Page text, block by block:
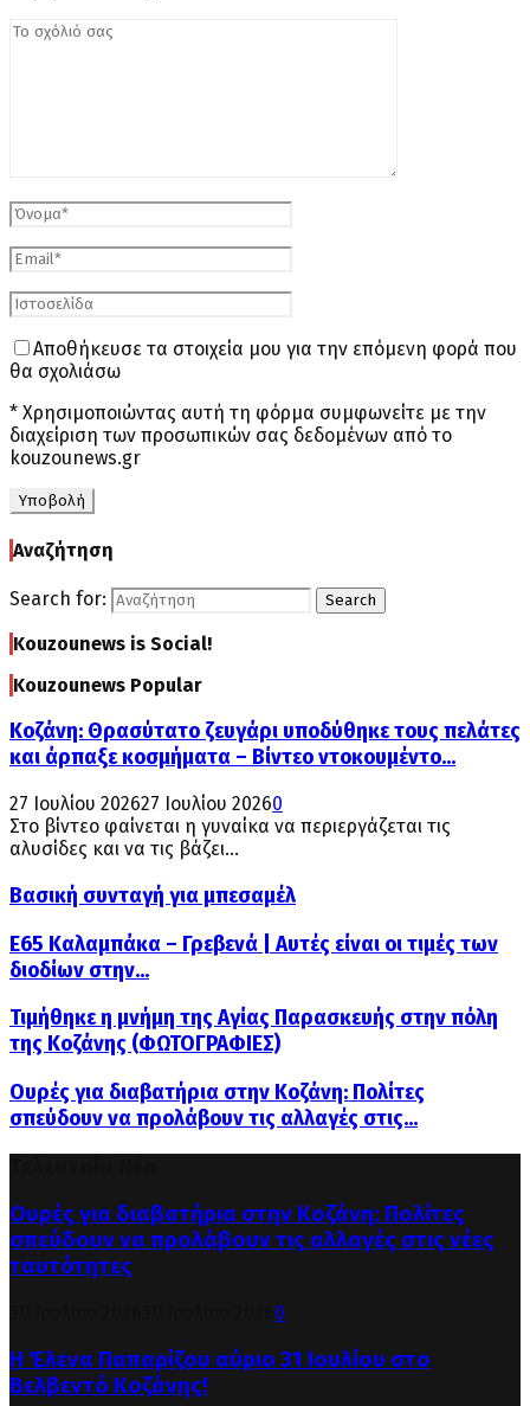
Αποθήκευσε τα στοιχεία μου για την επόμενη φορά που
θα σχολιάσω
* Χρησιμοποιώντας αυτή τη φόρμα συμφωνείτε με την
διαχείριση των προσωπικών σας δεδομένων από το
kouzounews.gr
Αναζήτηση
Search for: Search
Kouzounews is Social!
Kouzounews Popular
Κοζάνη: Θρασύτατο ζευγάρι υποδύθηκε τους πελάτες
και άρπαξε κοσμήματα – Βίντεο ντοκουμέντο...
27 Ιουλίου 202627 Ιουλίου 20260
Στο βίντεο φαίνεται η γυναίκα να περιεργάζεται τις
αλυσίδες και να τις βάζει...
Βασική συνταγή για μπεσαμέλ
Ε65 Καλαμπάκα – Γρεβενά | Αυτές είναι οι τιμές των
διοδίων στην...
Τιμήθηκε η μνήμη της Αγίας Παρασκευής στην πόλη
της Κοζάνης (ΦΩΤΟΓΡΑΦΙΕΣ)
Ουρές για διαβατήρια στην Κοζάνη: Πολίτες
σπεύδουν να προλάβουν τις αλλαγές στις...
Ουρές για διαβατήρια στην Κοζάνη: Πολίτες
σπεύδουν να προλάβουν τις αλλαγές στις νέες
ταυτότητες
0
Η Έλενα Παπαρίζου αύριο 31 Ιουλίου στο
Βελβεντό Κοζάνης!